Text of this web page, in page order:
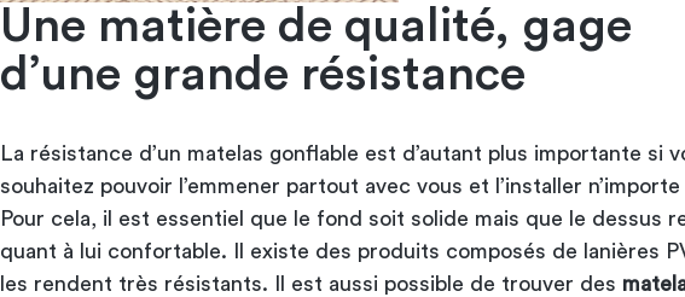
Une matière de qualité, gage
d’une grande résistance
La résistance d’un matelas gonflable est d’autant plus importante si
souhaitez pouvoir l’emmener partout avec vous et l’installer n’importe
Pour cela, il est essentiel que le fond soit solide mais que le dessus
quant à lui confortable. Il existe des produits composés de lanières
les rendent très résistants. Il est aussi possible de trouver des